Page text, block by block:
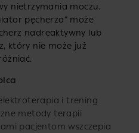
nietrzymania moczu.
pęcherza” może
nadreaktywny lub
który nie może już
i trening
metody terapii
pacjentom wszczepia